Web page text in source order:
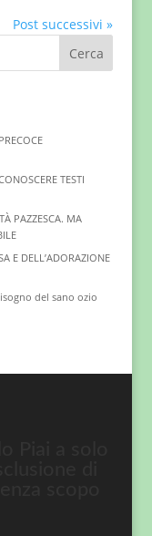
Post successivi »
Cerca
TESTI
PAZZESCA. MA
E DELL’ADORAZIONE
del sano ozio